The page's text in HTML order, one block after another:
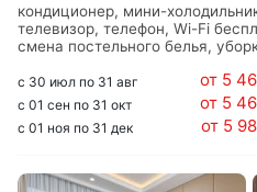
кондиционер, мини-
телевизор, телефон, Wi-Fi
смена постельного белья,
двуспальная, прикроватные
душем, туалетные
с 30 июл по 31 авг от 5
с 01 сен по 31 окт от 5
с 01 ноя по 31 дек от 5